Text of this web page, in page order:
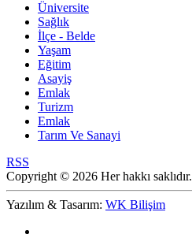
Üniversite
Sağlık
İlçe - Belde
Yaşam
Eğitim
Asayiş
Emlak
Turizm
Emlak
Tarım Ve Sanayi
RSS
Copyright © 2026 Her hakkı saklıdır.
Yazılım & Tasarım: WK Bilişim